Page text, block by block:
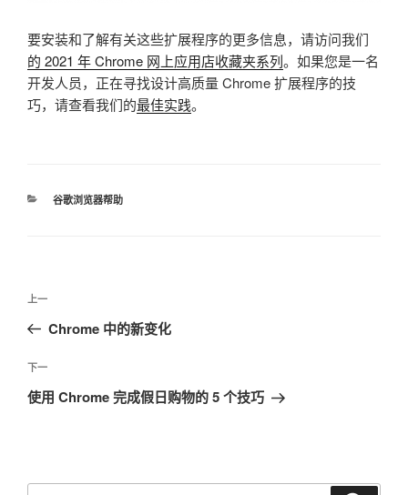
要安装和了解有关这些扩展程序的更多信息，请访问我们
的 2021 年 Chrome 网上应用店收藏夹系列。如果您是一名
开发人员，正在寻找设计高质量 Chrome 扩展程序的技
巧，请查看我们的最佳实践。
分
谷歌浏览器帮助
文
导
航
上
一
文
章
上一
Chrome 中的新变化
下
一
下一
使用 Chrome 完成假日购物的 5 个技巧